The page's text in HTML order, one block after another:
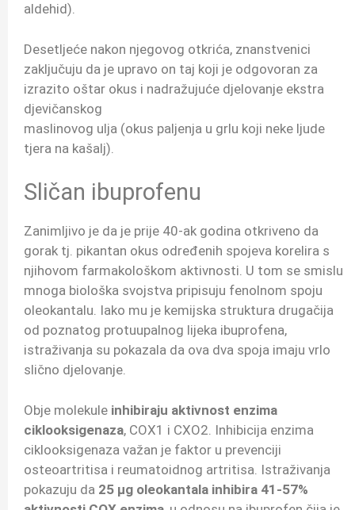
aldehid).
Desetljeće nakon njegovog otkrića, znanstvenici
zaključuju da je upravo on taj koji je odgovoran za
izrazito oštar okus i nadražujuće djelovanje ekstra
djevičanskog
maslinovog ulja (okus paljenja u grlu koji neke ljude
tjera na kašalj).
Sličan ibuprofenu
Zanimljivo je da je prije 40-ak godina otkriveno da
gorak tj. pikantan okus određenih spojeva korelira s
njihovom farmakološkom aktivnosti. U tom se smislu
mnoga biološka svojstva pripisuju fenolnom spoju
oleokantalu. Iako mu je kemijska struktura drugačija
od poznatog protuupalnog lijeka ibuprofena,
istraživanja su pokazala da ova dva spoja imaju vrlo
slično djelovanje.
Obje molekule inhibiraju aktivnost enzima
ciklooksigenaza, COX1 i CXO2. Inhibicija enzima
ciklooksigenaza važan je faktor u prevenciji
osteoartritisa i reumatoidnog artritisa. Istraživanja
pokazuju da 25 µg oleokantala inhibira 41-57%